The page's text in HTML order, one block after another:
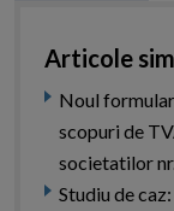
Articole
Noul
scopuri de
societatilor
Studiu de